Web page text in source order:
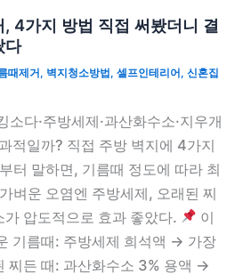
, 4가지 방법 직접 써봤더니 결
다
때제거 , 벽지청소방법 , 셀프인테리어 , 신혼집
소다·주방세제·과산화수소·지우개
적일까? 직접 주방 벽지에 4가지
터 말하면, 기름때 정도에 따라 최
벼운 오염엔 주방세제, 오래된 찌
압도적으로 효과 좋았다.
이
기름때: 주방세제 희석액 → 가장
찌든 때: 과산화수소 3% 용액 →